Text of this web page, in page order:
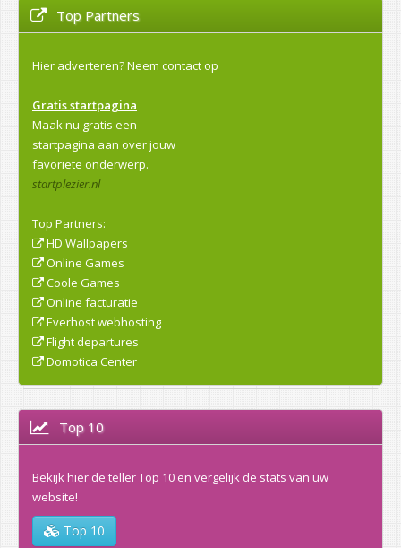
Top Partners
Hier adverteren?Neem contact op
Gratis startpagina
Maak nu gratis een
startpagina aan over jouw
favoriete onderwerp.
startplezier.nl
Top Partners:
HD Wallpapers
Online Games
Coole Games
Online facturatie
Everhost webhosting
Flight departures
Domotica Center
Top 10
Bekijk hier de teller Top 10 en vergelijk de stats van uw
website!
Top 10